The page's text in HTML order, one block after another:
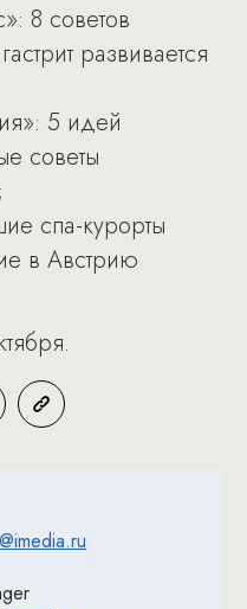
8 советов
развивается
5 идей
советы
спа-курорты
в Австрию